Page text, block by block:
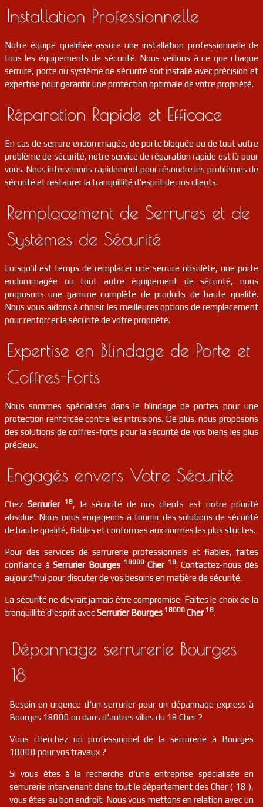
serrurier 18 Corquoy FR 18190
serrurier
18 Montigny FR 18250
18 Thaumiers FR 18210
18 Vornay FR 18130
serrurier 18 Bannay FR 18300
serrurier 18 Sidiailles FR 18270
serrurier 18 Chalivoy-milon FR 18130
serrurier 18 Chassy FR
serrurier
serrurier 18 Vasselay FR
serrurier 18 Osmery FR 18130
18 Bussy FR 18130
serrurier 18 Rezay FR 18170
serrurier 18 Vinon FR 18300
serrurier 18 La chapelle-saint-ursin FR
serrurier 18 Levet FR 18340
Installation Professionnelle
Notre équipe qualifiée assure une installation professionnelle de
tous les équipements de sécurité. Nous veillons à ce que chaque
serrure, porte ou système de sécurité soit installé avec précision et
expertise pour garantir une protection optimale de votre propriété.
Réparation Rapide et Efficace
En cas de serrure endommagée, de porte bloquée ou de tout autre
problème de sécurité, notre service de réparation rapide est là pour
vous. Nous intervenons rapidement pour résoudre les problèmes de
sécurité et restaurer la tranquillité d'esprit de nos clients.
Remplacement de Serrures et de
Systèmes de Sécurité
Lorsqu'il est temps de remplacer une serrure obsolète, une porte
endommagée ou tout autre équipement de sécurité, nous
proposons une gamme complète de produits de haute qualité.
Nous vous aidons à choisir les meilleures options de remplacement
pour renforcer la sécurité de votre propriété.
Expertise en Blindage de Porte et
Coffres-Forts
Nous sommes spécialisés dans le blindage de portes pour une
protection renforcée contre les intrusions. De plus, nous proposons
des solutions de coffres-forts pour la sécurité de vos biens les plus
précieux.
Engagés envers Votre Sécurité
ChezSerrurier18, la sécurité de nos clients est notre priorité
absolue. Nous nous engageons à fournir des solutions de sécurité
de haute qualité, fiables et conformes aux normes les plus strictes.
Pour des services de serrurerie professionnels et fiables, faites
confiance àSerrurier Bourges 18000Cher 18. Contactez-nous dès
aujourd'hui pour discuter de vos besoins en matière de sécurité.
La sécurité ne devrait jamais être compromise. Faites le choix de la
tranquillité d'esprit avecSerrurier Bourges 18000 Cher18.
Dépannage serrurerie Bourges
18
Besoin en urgence d'un serrurier pour un dépannage express à
Bourges 18000 ou dans d'autres villes du 18 Cher ?
Vous cherchez un professionnel de la serrurerie à Bourges
18000 pour vos travaux ?
Si vous êtes à la recherche d'une entreprise spécialisée en
serrurerie intervenant dans tout le département des Cher ( 18 ),
vous êtes au bon endroit. Nous vous mettons en relation avec un